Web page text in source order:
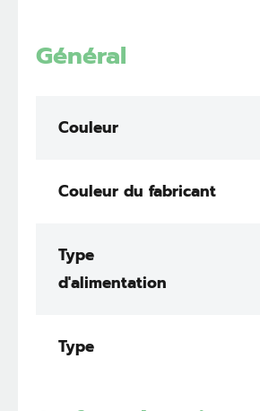
Général
Couleur
Couleur du fabricant
Type
d'alimentation
Type